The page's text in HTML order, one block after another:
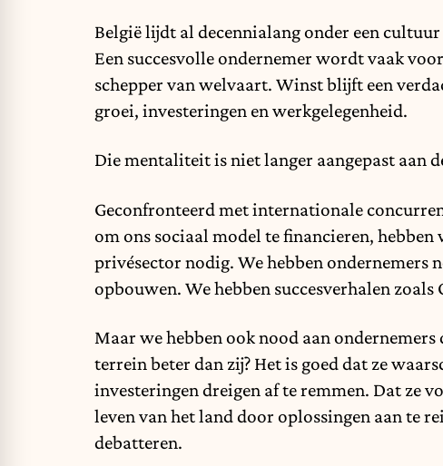
België lijdt al decennialang onder een
Een succesvolle ondernemer wordt vaak
schepper van welvaart. Winst blijft een
groei, investeringen en werkgelegenheid.
Die mentaliteit is niet langer aangepast aan
Geconfronteerd met internationale
om ons sociaal model te financieren,
privésector nodig. We hebben ondernemers
opbouwen. We hebben succesverhalen zoals
Maar we hebben ook nood aan
terrein beter dan zij? Het is goed dat ze
investeringen dreigen af te remmen. Dat ze
leven van het land door oplossingen aan te
debatteren.